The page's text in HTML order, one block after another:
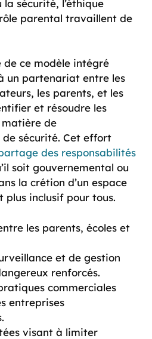
sécurité, l’éthique
parental travaillent de
ce modèle intégré
un partenariat entre les
les parents, et les
et résoudre les
matière de
sécurité. Cet effort
des responsabilités
soit gouvernemental ou
la crétion d’un espace
plus inclusif pour tous.
les parents, écoles et
et de gestion
renforcés.
commerciales
entreprises
visant à limiter